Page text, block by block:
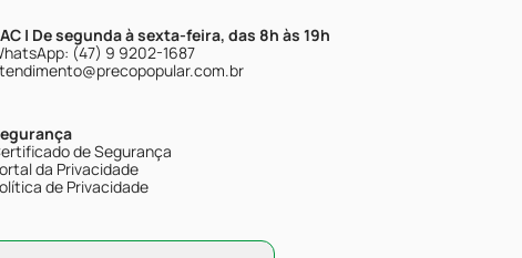
| De segunda à sexta-feira, das 8h às 19h
(47) 9 9202-1687
de Segurança
da Privacidade
de Privacidade